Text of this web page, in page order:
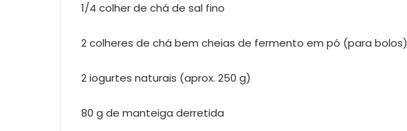
1/4 colher de chá de sal fino
2 colheres de chá bem cheias de fermento em pó (para bolos)
2 iogurtes naturais (aprox. 250 g)
80 g de manteiga derretida